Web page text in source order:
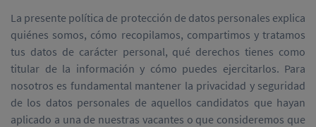
La presente política de protección de datos personales explica
quiénes somos, cómo recopilamos, compartimos y tratamos
tus datos de carácter personal, qué derechos tienes como
titular de la información y cómo puedes ejercitarlos. Para
nosotros es fundamental mantener la privacidad y seguridad
de los datos personales de aquellos candidatos que hayan
aplicado a una de nuestras vacantes o que consideremos que